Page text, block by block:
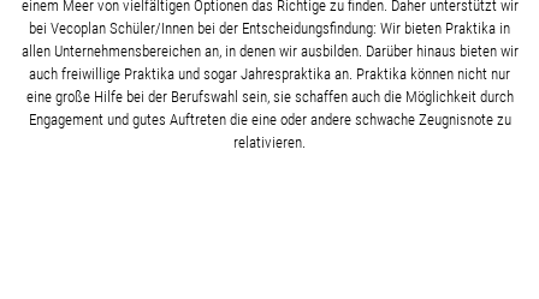
einem Meer von vielfältigen Optionen das Richtige zu finden. Daher unterstützt wir
bei Vecoplan Schüler/Innen bei der Entscheidungsfindung: Wir bieten Praktika in
allen Unternehmensbereichen an, in denen wir ausbilden. Darüber hinaus bieten wir
auch freiwillige Praktika und sogar Jahrespraktika an. Praktika können nicht nur
eine große Hilfe bei der Berufswahl sein, sie schaffen auch die Möglichkeit durch
Engagement und gutes Auftreten die eine oder andere schwache Zeugnisnote zu
relativieren.